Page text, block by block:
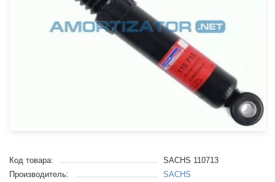
Код товара:
SACHS 110713
Производитель:
SACHS